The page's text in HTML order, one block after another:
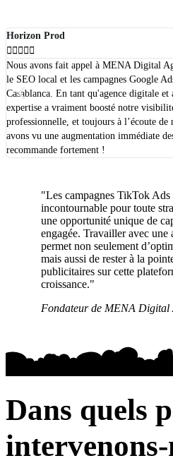
Horizon Prod
    
Nous avons fait appel à MENA Digital
le SEO local et les campagnes Google
Casablanca. En tant qu'agence digitale
expertise a vraiment boosté notre
professionnelle, et toujours à l’écoute de
avons vu une augmentation immédiate
recommande fortement !
"Les campagnes TikTok
incontournable pour toute
une opportunité unique de
engagée. Travailler avec une
permet non seulement
mais aussi de rester à la
publicitaires sur cette
croissance."
Fondateur de MENA Digital
Dans quels